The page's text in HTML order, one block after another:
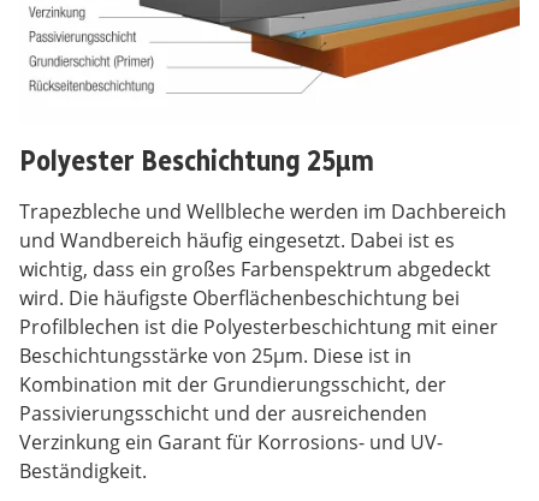
Polyester Beschichtung 25µm
Trapezbleche und Wellbleche werden im Dachbereich
und Wandbereich häufig eingesetzt. Dabei ist es
wichtig, dass ein großes Farbenspektrum abgedeckt
wird. Die häufigste Oberflächenbeschichtung bei
Profilblechen ist die Polyesterbeschichtung mit einer
Beschichtungsstärke von 25µm. Diese ist in
Kombination mit der Grundierungsschicht, der
Passivierungsschicht und der ausreichenden
Verzinkung ein Garant für Korrosions- und UV-
Beständigkeit.